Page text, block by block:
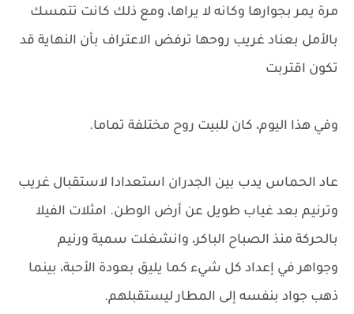
مرة يمر بجوارها وكانه لا يراها، ومع ذلك كانت تتمسك
بالأمل بعناد غريب روحها ترفض الاعتراف بأن النهاية قد
تكون اقتربت
وفي هذا اليوم، كان للبيت روح مختلفة تماما.
عاد الحماس يدب بين الجدران استعدادا لاستقبال غريب
وترنيم بعد غياب طويل عن أرض الوطن. امثلات الفيلا
بالحركة منذ الصباح الباكر، وانشغلت سمية ورنيم
وجواهر في إعداد كل شيء كما يليق بعودة الأحبة، بينما
ذهب جواد بنفسه إلى المطار ليستقبلهم.